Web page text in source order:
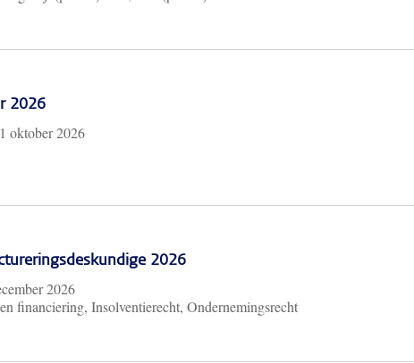
2026
1 oktober 2026
2026
2026
financiering, Insolventierecht, Ondernemingsrecht